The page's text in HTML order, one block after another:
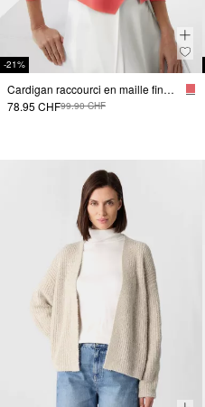
-21%
Cardigan raccourci en maille fine avec détails ajourés dans le dos
78.95 CHF99.90 CHF